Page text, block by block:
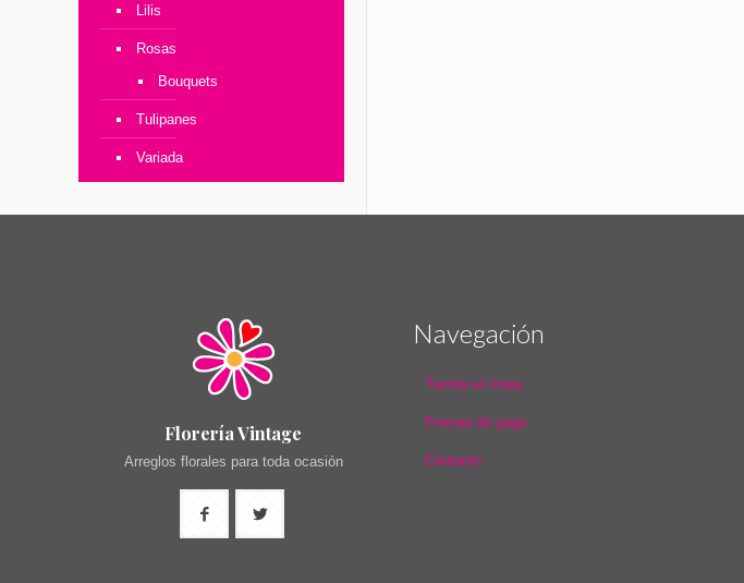
Lilis
Rosas
Bouquets
Tulipanes
Variada
Florería Vintage
Arreglos florales para toda ocasión
Navegación
Tienda en línea
Formas de pago
Contacto